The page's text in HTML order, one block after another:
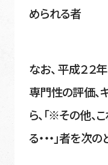
められる者
なお、 平成２２
専門性の評価、
ら、「※その他
る・・・」者を次